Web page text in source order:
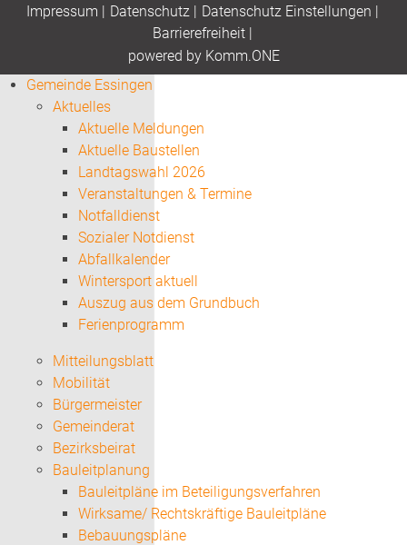
Impressum | Datenschutz| Datenschutz Einstellungen |
Barrierefreiheit|
powered by Komm.ONE
Gemeinde Essingen
Aktuelles
Aktuelle Meldungen
Aktuelle Baustellen
Landtagswahl 2026
Veranstaltungen & Termine
Notfalldienst
Sozialer Notdienst
Abfallkalender
Wintersport aktuell
Auszug aus dem Grundbuch
Ferienprogramm
Mitteilungsblatt
Mobilität
Bürgermeister
Gemeinderat
Bezirksbeirat
Bauleitplanung
Bauleitpläne im Beteiligungsverfahren
Wirksame/ Rechtskräftige Bauleitpläne
Bebauungspläne